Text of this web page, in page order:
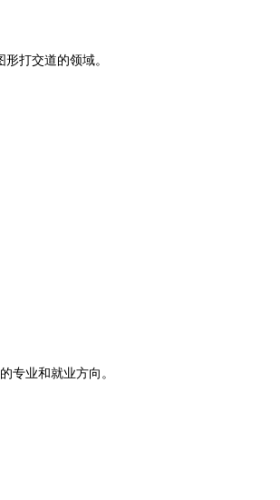
打交道的领域。
专业和就业方向。